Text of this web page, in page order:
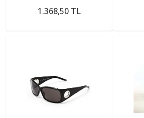
1.368,50 TL